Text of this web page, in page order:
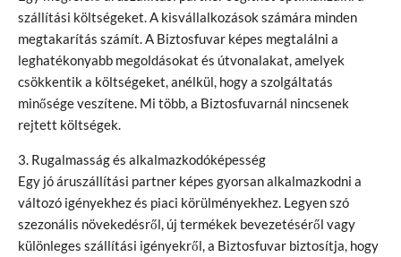
szállítási költségeket. A kisvállalkozások számára minden
megtakarítás számít. A Biztosfuvar képes megtalálni a
leghatékonyabb megoldásokat és útvonalakat, amelyek
csökkentik a költségeket, anélkül, hogy a szolgáltatás
minősége veszítene. Mi több, a Biztosfuvarnál nincsenek
rejtett költségek.
3. Rugalmasság és alkalmazkodóképesség
Egy jó áruszállítási partner képes gyorsan alkalmazkodni a
változó igényekhez és piaci körülményekhez. Legyen szó
szezonális növekedésről, új termékek bevezetéséről vagy
különleges szállítási igényekről, a Biztosfuvar biztosítja, hogy